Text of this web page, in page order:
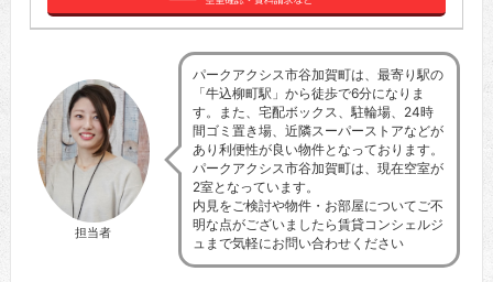
担当者
パークアクシス市谷加賀町は、最寄り駅の
「牛込柳町駅」から徒歩で6分になりま
す。また、宅配ボックス、駐輪場、24時
間ゴミ置き場、近隣スーパーストアなどが
あり利便性が良い物件となっております。
パークアクシス市谷加賀町は、現在空室が
2室となっています。
内見をご検討や物件・お部屋についてご不
明な点がございましたら賃貸コンシェルジ
ュまで気軽にお問い合わせください